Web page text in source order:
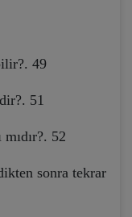
49
51
52
sonra tekrar